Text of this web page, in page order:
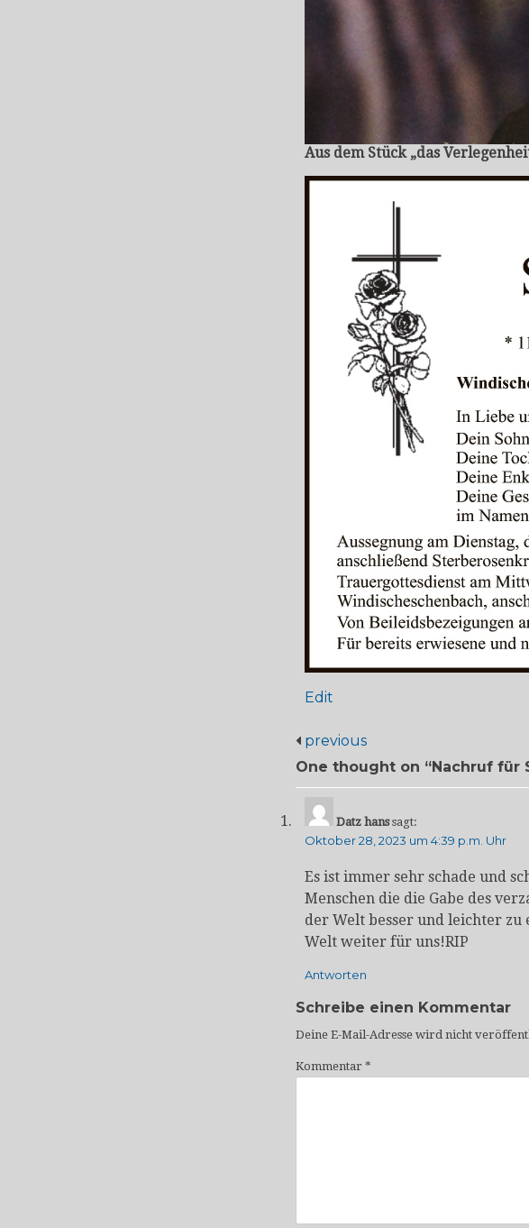
Aus dem Stück „das
Edit
previous
One thought on “Nachruf für
Datz hans sagt:
Oktober 28, 2023 um 4:39 p.m. Uhr
Es ist immer sehr schade und
Menschen die die Gabe des
der Welt besser und leichter
Welt weiter für uns!RIP
Antworten
Schreibe einen Kommentar
Deine E-Mail-Adresse wird nicht
Kommentar *